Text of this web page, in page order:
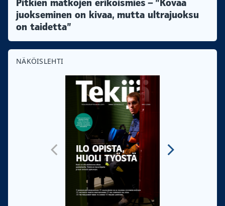
Pitkien matkojen erikoismies – ”Kovaa
juokseminen on kivaa, mutta ultrajuoksu
on taidetta”
NÄKÖISLEHTI